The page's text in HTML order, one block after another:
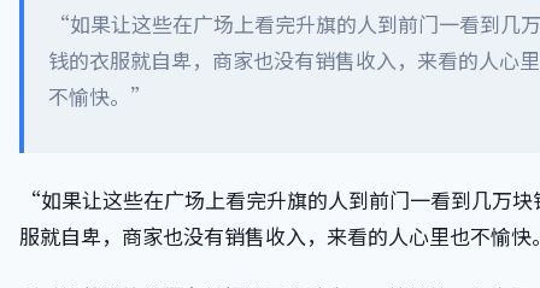
“如果让这些在广场上看完升旗的人到前门一看到几
钱的衣服就自卑，商家也没有销售收入，来看的人心
不愉快。”
“如果让这些在广场上看完升旗的人到前门一看到几万块
服就自卑，商家也没有销售收入，来看的人心里也不愉